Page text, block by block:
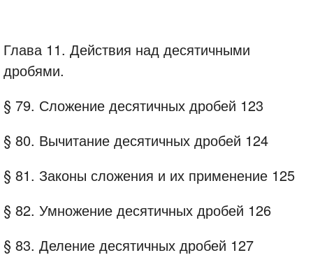
Глава 11. Действия над десятичными
дробями.
§ 79. Сложение десятичных дробей 123
§ 80. Вычитание десятичных дробей 124
§ 81. Законы сложения и их применение 125
§ 82. Умножение десятичных дробей 126
§ 83. Деление десятичных дробей 127